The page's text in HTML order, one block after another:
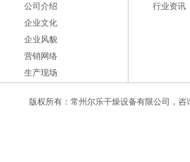
公司介绍
企业文化
企业风貌
营销网络
生产现场
行业资讯
版权所有：常州尔乐干燥设备有限公司，咨